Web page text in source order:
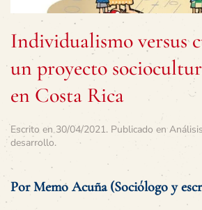
Individualismo versus
un proyecto
en Costa Rica
Escrito en30/04/2021. Publicado en Análisis
desarrollo.
Por Memo Acuña (Sociólogo y